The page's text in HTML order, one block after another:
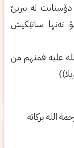
له‌ بیربێ
ساتێكیش
علیه فمنهم من
بركاته